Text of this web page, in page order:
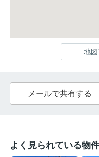
地図
メールで共有する
よく見られている物件